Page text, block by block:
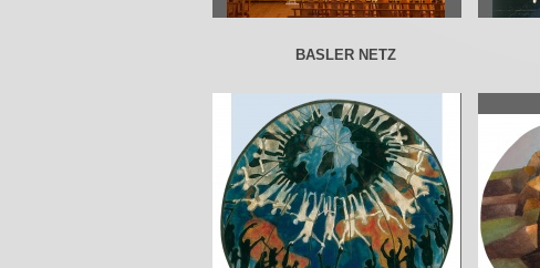
BASLER NETZ